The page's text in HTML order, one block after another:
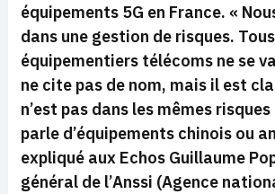
équipements 5G en France. «
dans une gestion de risques.
équipementiers télécoms ne se
ne cite pas de nom, mais il est
n’est pas dans les mêmes
parle d’équipements chinois ou
expliqué aux Echos Guillaume
général de l’Anssi (Agence